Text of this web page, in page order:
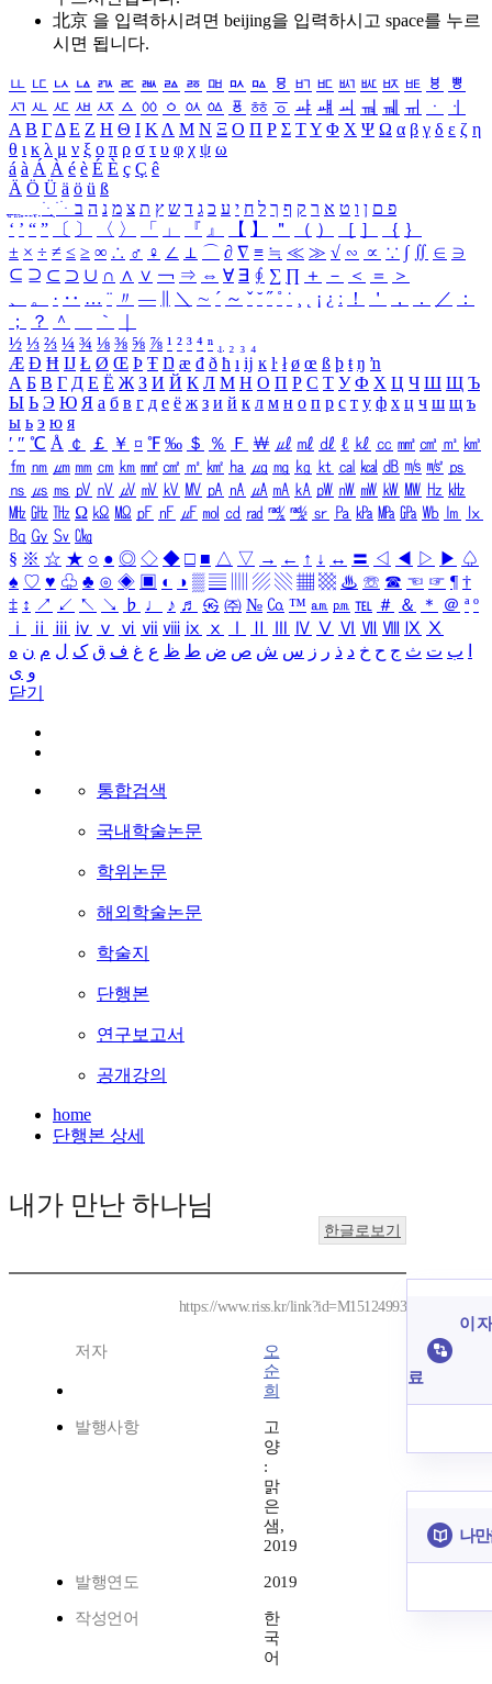
北京 을 입력하시려면 beijing을 입력하시고 space를 누르
시면 됩니다.
ㅥ ㅦ ㅧ ㅨ ㅩ ㅪ ㅫ ㅬ ㅭ ㅮ ㅯ ㅰ ㅱ ㅲ ㅳ ㅴ ㅵ ㅶ ㅷ ㅸ
ㅹ
ㅺ ㅻ ㅼ ㅽ ㅾ ㅿ ㆀ ㆁ ㆂ ㆃ ㆄ ㆅ ㆆ ㆇ ㆈ ㆉ ㆊ ㆋ ㆌ ㆍ
ㆎ
Α Β ΓΔ Ε Ζ Η Θ Ι ΚΛ Μ Ν Ξ Ο Π Ρ Σ ΤΥ Φ Χ Ψ Ω α β γ δ ε ζ η
θ ι κ λ μ ν ξ ο π ρ σ τ υ φ χ ψ ω
á à Á À é è É È ç Ç ê
Ä Ö Ü ä ö ü ß
ִֶֹ ֻּ ׁׂ פ ם ן ו ט א ר ק ף ך ל ח י ע כ ג ד ש ץ ת צ מ נ ה ב
‘ ’ “ ” 〔 〕 〈 〉 「 」 『 』 【 】 ＂ （ ） ［ ］ ｛ ｝
± × ÷ ≠ ≤ ≥ ∞ ∴ ♂ ♀ ∠ ⊥ ⌒ ∂ ∇ ≡ ≒ ≪ ≫ √ ∽ ∝ ∵ ∫ ∬ ∈ ∋
⊆ ⊇ ⊂ ⊃ ∪ ∩ ∧ ∨ ￢ ⇒ ⇔ ∀ ∃ ∮ ∑ ∏ ＋ － ＜ ＝
＞
、
。 · ‥ … ¨ 〃 ― ＼ ∼ ´ ～ ˇ ˘ ˝ ˚ ˙ ¸ ¡ ¿ ː ！ ＇ ， ． ／
：
；
？ ＾ ｀
½ ⅓ ⅔ ¼ ¾ ⅛ ⅜ ⅝ ⅞ ¹ ² ³ ⁴ ⁿ ₁ ₂ ₃ ₄
Æ Ð Ħ Ĳ Ł Ø Œ Þ Ŧ Ŋ æ đ ð ħ ı ĳ ĸ ŀ ł ø œ ß þ ŧ ŋ ŉ
А Б В Г Д Е Ё Ж З И Й К Л М Н О П Р С Т У Ф Х Ц Ч Ш Щ Ъ
Ы Ь Э Ю Я а б в г д е ё ж з и й к л м н о п р с т у ф х ц ч ш щ ъ
ы ь э ю я
′ ″ ℃ Å ￠ ￡ ￥ ¤ ℉ ‰ ＄ ％ Ｆ ￦ ㎕ ㎖ ㎗ ℓ ㎘ ㏄ ㎣ ㎤ ㎥ ㎦
㎙ ㎚ ㎛ ㎜ ㎝ ㎞ ㎟ ㎠ ㎡ ㎢ ㏊ ㎍ ㎎ ㎏ ㏏ ㎈ ㎉ ㏈ ㎧ ㎨ ㎰
㎱ ㎲ ㎳ ㎴ ㎵ ㎶ ㎷ ㎸ ㎹ ㎀ ㎁ ㎂ ㎃ ㎄ ㎺ ㎻ ㎽ ㎾ ㎿ ㎐ ㎑
㎒ ㎓ ㎔ Ω ㏀ ㏁ ㎊ ㎋ ㎌ ㏖ ㏅ ㎭ ㎮ ㎯ ㏛ ㎩ ㎪ ㎫ ㎬ ㏝ ㏐
㏓
㏃ ㏉ ㏜ ㏆
§ ※ ☆ ★ ○ ● ◎ ◇ ◆ □ ■ △ ▽ → ← ↑ ↓ ↔ 〓 ◁ ◀ ▷ ▶ ♤
♠ ♡ ♥ ♧ ♣ ⊙ ◈ ▣ ◐ ◑ ▒ ▤ ▨ ▧ ▦ ▩ ♨ ☏ ☎ ☜ ☞ ¶ †
‡ ↕ ↗ ↙ ↖ ↘ ♭ ♩ ♪ ♬ ㉿ ㈜ № ㏇ ™ ㏂ ㏘ ℡ ＃ ＆ ＊ ＠ ª º
ⅰ
ⅱ ⅲ ⅳ ⅴ ⅵ ⅶ ⅷ ⅸ ⅹ Ⅳ Ⅴ Ⅵ Ⅶ Ⅷ Ⅸ Ⅹ
ب ت ث ج ح خ د ذ ر ز س ش ص ض ط ظ ع غ ف ق ک ل م ن ه
و ی
닫기
통합검색
국내학술논문
학위논문
해외학술논문
학술지
단행본
연구보고서
공개강의
home
단행본 상세
내가 만난 하나님
한글로보기
https://www.riss.kr/link?id=M15124993
저자
오
순
희
발행사항
고
양
:
맑
은
샘,
2019
발행연도 2019
작성언어
한
국
어
이
료
나